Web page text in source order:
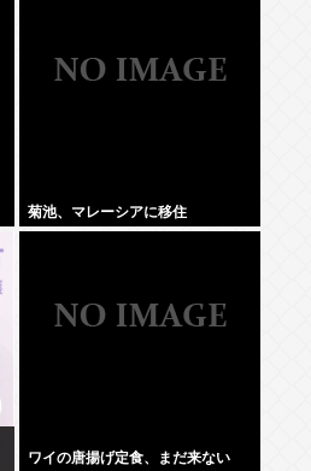
菊池、マレーシアに移住
ワイの唐揚げ定食、まだ来ない